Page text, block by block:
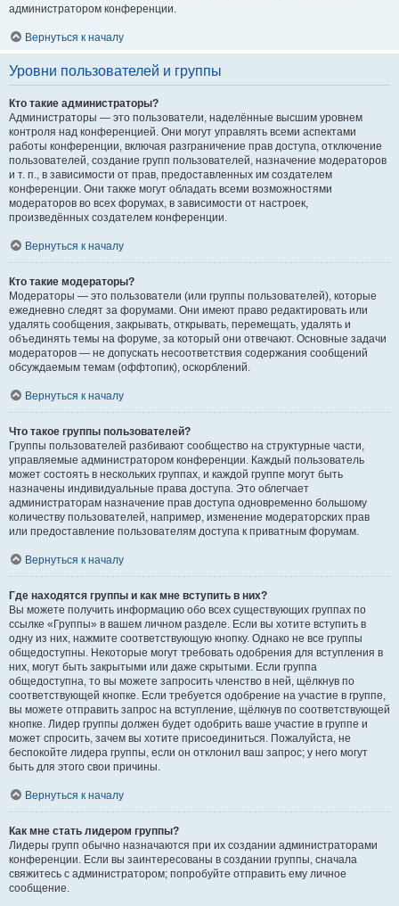
администратором конференции.
Вернуться к началу
Уровни пользователей и группы
Кто такие администраторы?
Администраторы — это пользователи, наделённые высшим уровнем
контроля над конференцией. Они могут управлять всеми аспектами
работы конференции, включая разграничение прав доступа, отключение
пользователей, создание групп пользователей, назначение модераторов
и т. п., в зависимости от прав, предоставленных им создателем
конференции. Они также могут обладать всеми возможностями
модераторов во всех форумах, в зависимости от настроек,
произведённых создателем конференции.
Вернуться к началу
Кто такие модераторы?
Модераторы — это пользователи (или группы пользователей), которые
ежедневно следят за форумами. Они имеют право редактировать или
удалять сообщения, закрывать, открывать, перемещать, удалять и
объединять темы на форуме, за который они отвечают. Основные задачи
модераторов — не допускать несоответствия содержания сообщений
обсуждаемым темам (оффтопик), оскорблений.
Вернуться к началу
Что такое группы пользователей?
Группы пользователей разбивают сообщество на структурные части,
управляемые администратором конференции. Каждый пользователь
может состоять в нескольких группах, и каждой группе могут быть
назначены индивидуальные права доступа. Это облегчает
администраторам назначение прав доступа одновременно большому
количеству пользователей, например, изменение модераторских прав
или предоставление пользователям доступа к приватным форумам.
Вернуться к началу
Где находятся группы и как мне вступить в них?
Вы можете получить информацию обо всех существующих группах по
ссылке «Группы» в вашем личном разделе. Если вы хотите вступить в
одну из них, нажмите соответствующую кнопку. Однако не все группы
общедоступны. Некоторые могут требовать одобрения для вступления в
них, могут быть закрытыми или даже скрытыми. Если группа
общедоступна, то вы можете запросить членство в ней, щёлкнув по
соответствующей кнопке. Если требуется одобрение на участие в группе,
вы можете отправить запрос на вступление, щёлкнув по соответствующей
кнопке. Лидер группы должен будет одобрить ваше участие в группе и
может спросить, зачем вы хотите присоединиться. Пожалуйста, не
беспокойте лидера группы, если он отклонил ваш запрос; у него могут
быть для этого свои причины.
Вернуться к началу
Как мне стать лидером группы?
Лидеры групп обычно назначаются при их создании администраторами
конференции. Если вы заинтересованы в создании группы, сначала
свяжитесь с администратором; попробуйте отправить ему личное
сообщение.